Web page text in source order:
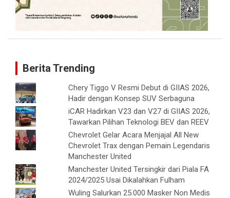
Berita Trending
Chery Tiggo V Resmi Debut di GIIAS 2026,
Hadir dengan Konsep SUV Serbaguna
iCAR Hadirkan V23 dan V27 di GIIAS 2026,
Tawarkan Pilihan Teknologi BEV dan REEV
Chevrolet Gelar Acara Menjajal All New
Chevrolet Trax dengan Pemain Legendaris
Manchester United
Manchester United Tersingkir dari Piala FA
2024/2025 Usai Dikalahkan Fulham
Wuling Salurkan 25.000 Masker Non Medis